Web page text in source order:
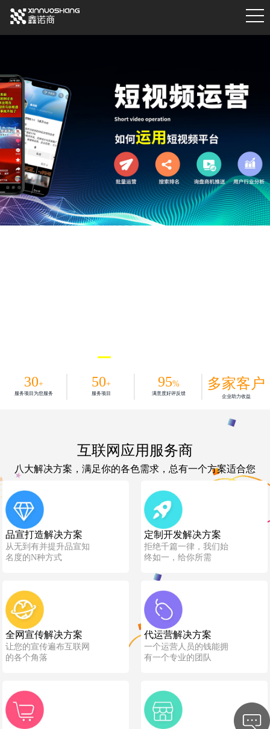
30+
服务项目为您服务
50+
服务项目
95%
满意度好评反馈
多家客户
企业助力收益
互联网应用服务商
八大解决方案，满足你的各色需求，总有一个方案适合您
品宣打造解决方案
从无到有并提升品宣知
名度的N种方式
定制开发解决方案
拒绝千篇一律，我们始
终如一，给你所需
全网宣传解决方案
让您的宣传遍布互联网
的各个角落
代运营解决方案
一个运营人员的钱能拥
有一个专业的团队